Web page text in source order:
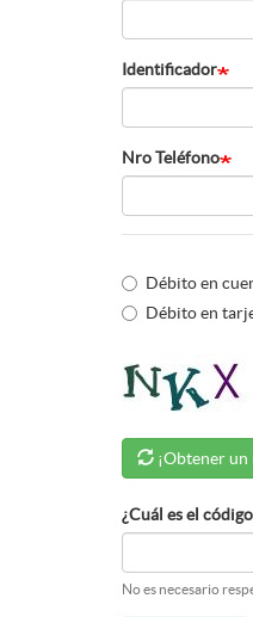
Identificador
Nro Teléfono
tu
medio
de
pago
Débito en
Débito en
¡Obtener
¿Cuál es el
No es necesario